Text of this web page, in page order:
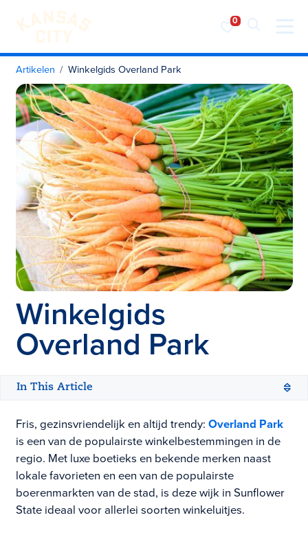
Bezoek KC
Ga naar inhoud
Artikelen Winkelgids Overland Park
Winkelgids
Overland Park
In This Article
Fris, gezinsvriendelijk en altijd trendy: Overland Park
is een van de populairste winkelbestemmingen in de
regio. Met luxe boetieks en bekende merken naast
lokale favorieten en een van de populairste
boerenmarkten van de stad, is deze wijk in Sunflower
State ideaal voor allerlei soorten winkeluitjes.